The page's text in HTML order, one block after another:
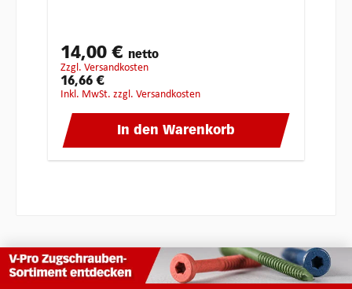
14,00 € netto
zzgl. Versandkosten
16,66 €
inkl. MwSt. zzgl. Versandkosten
In den Warenkorb